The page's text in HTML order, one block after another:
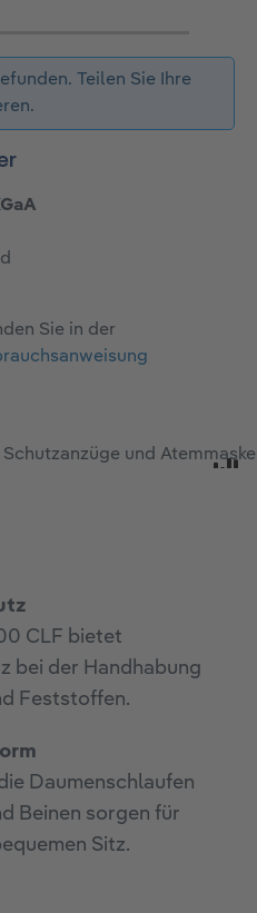
Teilen Sie Ihre
Sie in der
CLF bietet
bei der Handhabung
Feststoffen.
Daumenschlaufen
Beinen sorgen für
Sitz.